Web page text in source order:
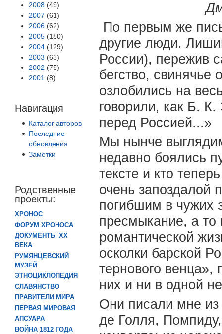
2008 (49)
2007 (61)
2006 (62)
2005 (180)
2004 (129)
2003 (63)
2002 (75)
2001 (8)
Навигация
Каталог авторов
Последние
обновления
Заметки
Родственные
проекты:
ХРОНОС
ФОРУМ ХРОНОСА
ДОКУМЕНТЫ XX
ВЕКА
РУМЯНЦЕВСКИЙ
МУЗЕЙ
ЭТНОЦИКЛОПЕДИЯ
СЛАВЯНСТВО
ПРАВИТЕЛИ МИРА
ПЕРВАЯ МИРОВАЯ
АПСУАРА
ВОЙНА 1812 ГОДА
По первым же
другие люди.
России), пережив
бегство,
озлобились на
говорили, как Б.
перед Россией...»
Мы нынче
недавно боялись
тексте и кто
очень запоздалой
погибшим в чужих
пресмыкание, а то
романтической
осколки барской
тернового венца»,
них и ни в одной
Они писали мне из
де Голля,